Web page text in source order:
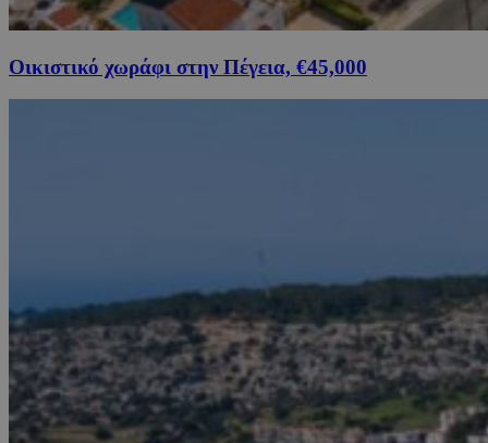
Οικιστικό χωράφι στην Πέγεια, €45,000